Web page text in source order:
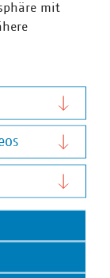
anderen
der
mit